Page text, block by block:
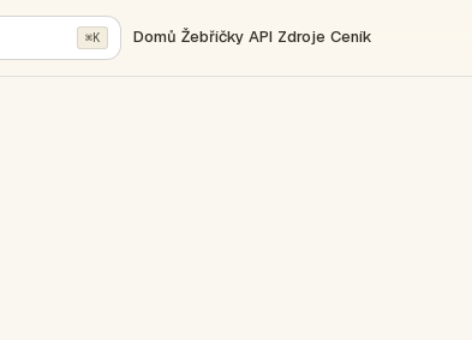
⌘K Domů Žebříčky API Zdroje Ceník